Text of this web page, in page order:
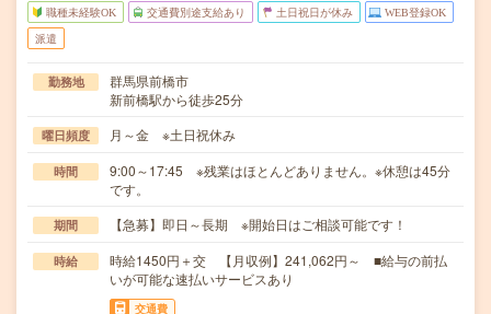
職種未経験OK 交通費別途支給あり 土日祝日が休み WEB登録OK
派遣
勤務地
群馬県前橋市
新前橋駅から徒歩25分
曜日頻度 月～金 ※土日祝休み
時間
9:00～17:45 ※残業はほとんどありません。※休憩は45分
です。
期間 【急募】即日～長期 ※開始日はご相談可能です！
時給
時給1450円＋交 【月収例】241,062円～ ■給与の前払
いが可能な速払いサービスあり
交通費